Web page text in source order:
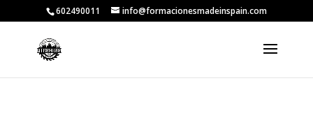
602490011 info@formacionesmadeinspain.com